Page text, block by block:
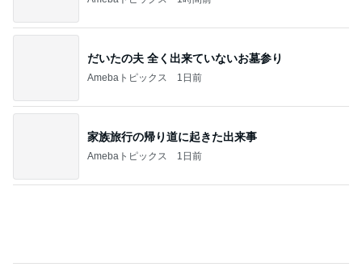
だいたの夫 全く出来ていないお墓参り
Amebaトピックス 1日前
家族旅行の帰り道に起きた出来事
Amebaトピックス 1日前